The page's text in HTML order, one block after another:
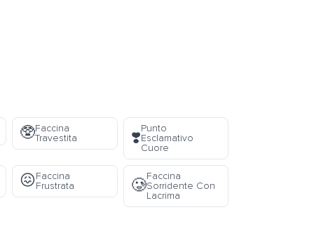
🥸Faccina
Travestita
❣️
Punto
Esclamativo
Cuore
😖Faccina
Frustrata
🥲
Faccina
Sorridente Con
Lacrima